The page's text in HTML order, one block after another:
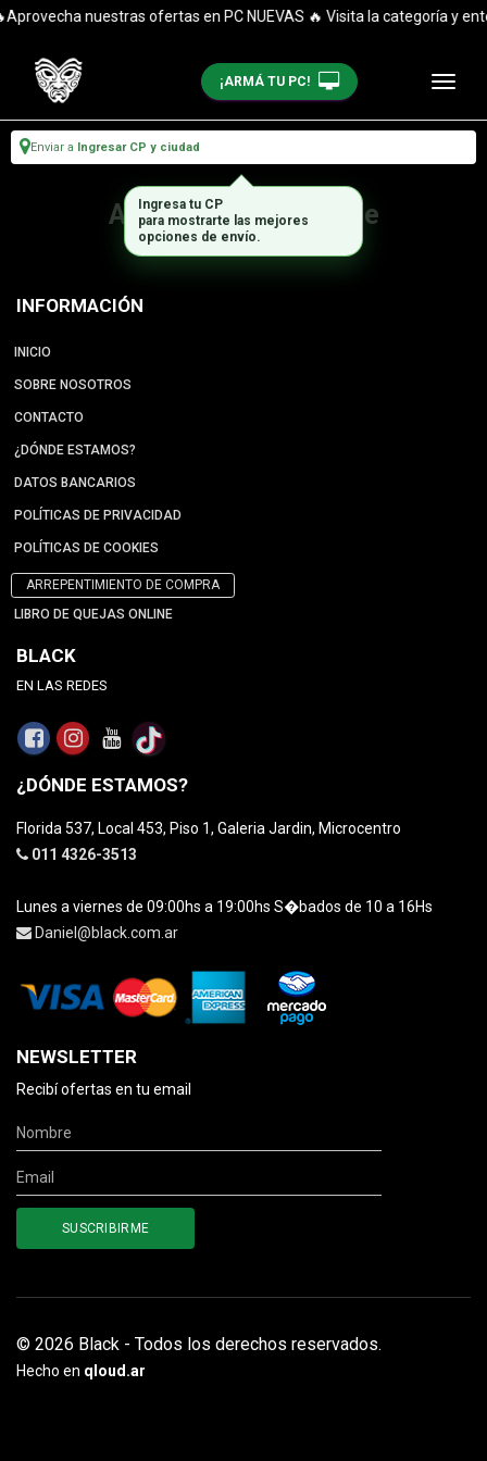
nuestras ofertas en PC NUEVAS 🔥 Visita la categoría y
¡ARMÁ TU PC!
Enviar a Ingresar CP y ciudad
Artículo no disponible
INFORMACIÓN
INICIO
SOBRE NOSOTROS
CONTACTO
¿DÓNDE ESTAMOS?
DATOS BANCARIOS
POLÍTICAS DE PRIVACIDAD
POLÍTICAS DE COOKIES
ARREPENTIMIENTO DE COMPRA
LIBRO DE QUEJAS ONLINE
BLACK
EN LAS REDES
¿DÓNDE ESTAMOS?
Florida 537, Local 453, Piso 1, Galeria Jardin, Microcentro
011 4326-3513
Lunes a viernes de 09:00hs a 19:00hs S�bados de 10 a 16Hs
Daniel@black.com.ar
NEWSLETTER
Recibí ofertas en tu email
© 2026 Black - Todos los derechos reservados.
Hecho en qloud.ar
Ingresa tu CP
para mostrarte las mejores
opciones de envío.